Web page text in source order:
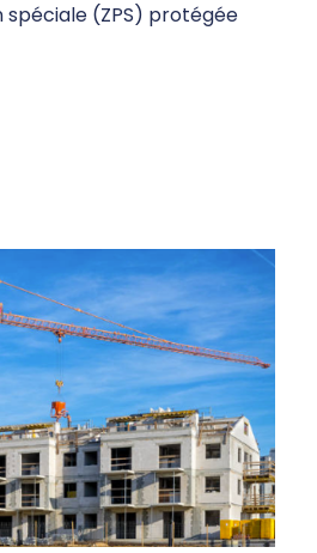
(ZPS) protégée